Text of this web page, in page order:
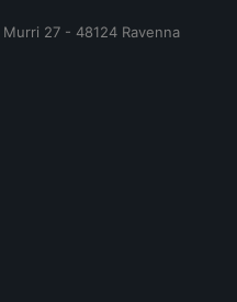
27 - 48124 Ravenna